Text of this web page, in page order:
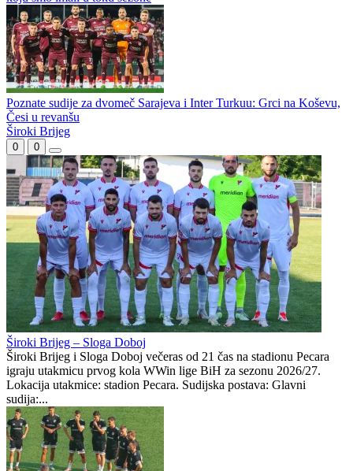
Karajlić i Dugme na rođendanu Borca
(VIDEO) Marinović: Radimo na tome da ekipu vratimo u formu
koju smo imali u toku sezone
Poznate sudije za dvomeč Sarajeva i Inter Turkuu: Grci na Koševu,
Česi u revanšu
Široki Brijeg
0 0